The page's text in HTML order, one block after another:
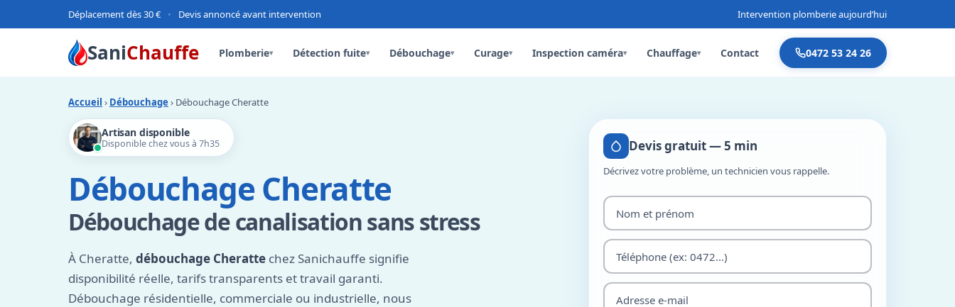
Déplacement dès 30 € • Devis annoncé avant intervention Intervention plomberie aujourd’hui
SaniChauffe Plomberie▾ Détection fuite▾ Débouchage▾ Curage▾ Inspection caméra▾ Chauffage▾ Contact 0472 53 24 26
Accueil › Débouchage › Débouchage Cheratte
Artisan disponible
Disponible chez vous à 7h35
Débouchage Cheratte
Débouchage de canalisation sans stress
À Cheratte, débouchage Cheratte chez Sanichauffe signifie
disponibilité réelle, tarifs transparents et travail garanti.
Débouchage résidentielle, commerciale ou industrielle, nous
Devis gratuit — 5 min
Décrivez votre problème, un technicien vous rappelle.